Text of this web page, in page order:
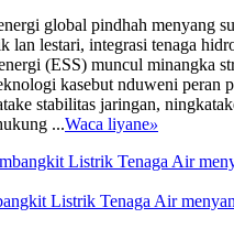
global pindhah menyang
lan lestari, integrasi tenaga
(ESS) muncul minangka
kasebut nduweni peran
stabilitas jaringan,
...Waca liyane»
Listrik Tenaga Air